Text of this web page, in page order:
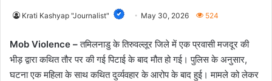
Krati Kashyap "Journalist" May 30, 2026 524
Mob Violence –तमिलनाडु के तिरुवल्लूर जिले में एक प्रवासी मजदूर की
भीड़ द्वारा कथित तौर पर की गई पिटाई के बाद मौत हो गई। पुलिस के अनुसार,
घटना एक महिला के साथ कथित दुर्व्यवहार के आरोप के बाद हुई। मामले को लेकर